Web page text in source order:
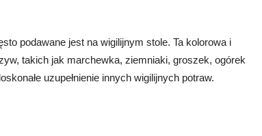
podawane jest na wigilijnym stole. Ta kolorowa i
takich jak marchewka, ziemniaki, groszek, ogórek
uzupełnienie innych wigilijnych potraw.